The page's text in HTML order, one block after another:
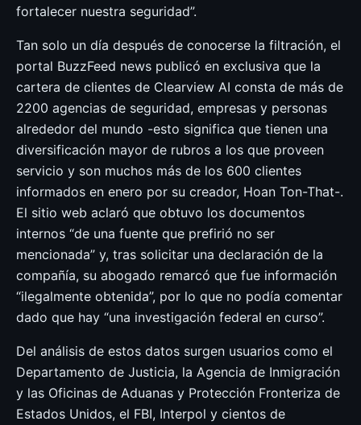
fortalecer nuestra seguridad”.
Tan solo un día después de conocerse la filtración, el
portal BuzzFeed news publicó en exclusiva que la
cartera de clientes de Clearview AI consta de más de
2200 agencias de seguridad, empresas y personas
alrededor del mundo -esto significa que tienen una
diversificación mayor de rubros a los que proveen
servicio y son muchos más de los 600 clientes
informados en enero por su creador, Hoan Ton-That-.
El sitio web aclaró que obtuvo los documentos
internos “de una fuente que prefirió no ser
mencionada” y, tras solicitar una declaración de la
compañía, su abogado remarcó que fue información
“ilegalmente obtenida”, por lo que no podía comentar
dado que hay “una investigación federal en curso”.
Del análisis de estos datos surgen usuarios como el
Departamento de Justicia, la Agencia de Inmigración
y las Oficinas de Aduanas y Protección Fronteriza de
Estados Unidos, el FBI, Interpol y cientos de